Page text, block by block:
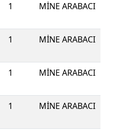
1 MİNE ARABACI
1 MİNE ARABACI
1 MİNE ARABACI
1 MİNE ARABACI